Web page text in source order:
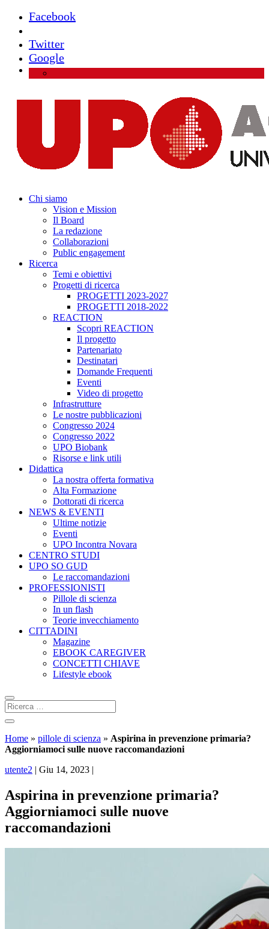
Facebook
Twitter
Google
Chi siamo
Vision e Mission
Il Board
La redazione
Collaborazioni
Public engagement
Ricerca
Temi e obiettivi
Progetti di ricerca
PROGETTI 2023-2027
PROGETTI 2018-2022
REACTION
Scopri REACTION
Il progetto
Partenariato
Destinatari
Domande Frequenti
Eventi
Video di progetto
Infrastrutture
Le nostre pubblicazioni
Congresso 2024
Congresso 2022
UPO Biobank
Risorse e link utili
Didattica
La nostra offerta formativa
Alta Formazione
Dottorati di ricerca
NEWS & EVENTI
Ultime notizie
Eventi
UPO Incontra Novara
CENTRO STUDI
UPO SO GUD
Le raccomandazioni
PROFESSIONISTI
Pillole di scienza
In un flash
Teorie invecchiamento
CITTADINI
Magazine
EBOOK CAREGIVER
CONCETTI CHIAVE
Lifestyle ebook
Home » pillole di scienza » Aspirina in prevenzione primaria?
Aggiorniamoci sulle nuove raccomandazioni
utente2 | Giu 14, 2023 |
Aspirina in prevenzione primaria?
Aggiorniamoci sulle nuove
raccomandazioni